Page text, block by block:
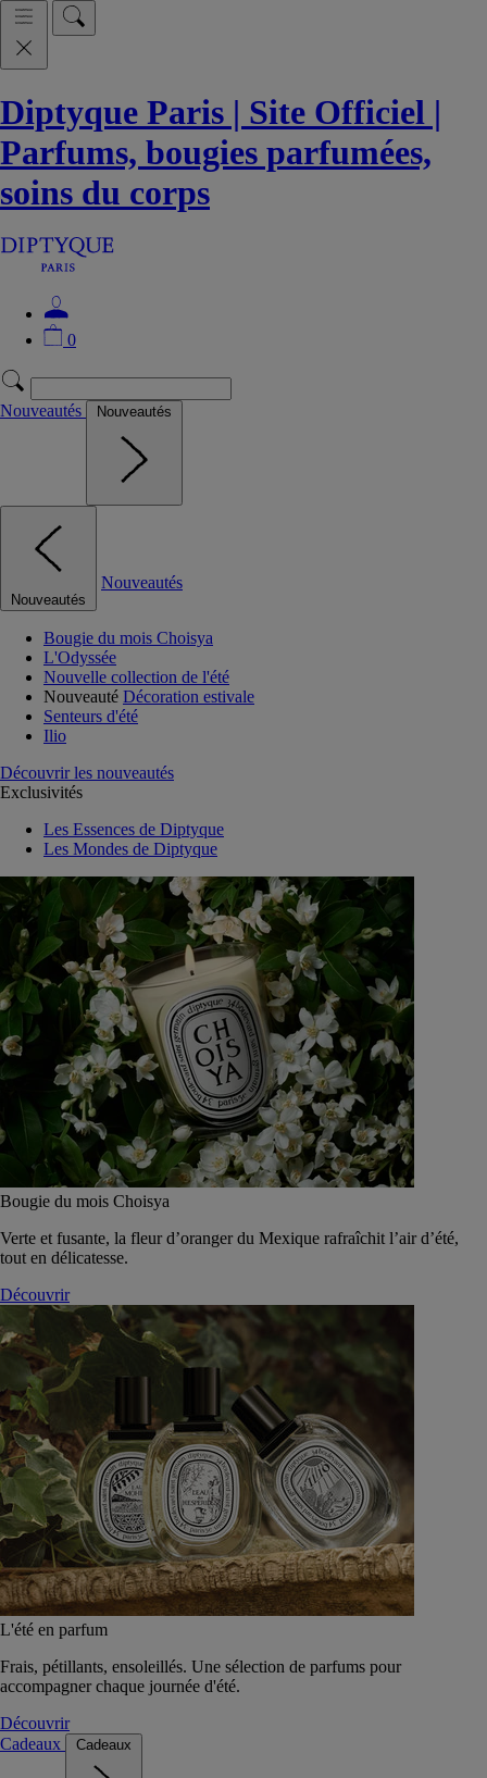
Diptyque Paris | Site Officiel |
Parfums, bougies parfumées,
soins du corps
0
Nouveautés Nouveautés
Nouveautés
Nouveautés
Bougie du mois Choisya
L'Odyssée
Nouvelle collection de l'été
Nouveauté Décoration estivale
Senteurs d'été
Ilio
Découvrir les nouveautés
Exclusivités
Les Essences de Diptyque
Les Mondes de Diptyque
Bougie du mois Choisya
Verte et fusante, la fleur d’oranger du Mexique rafraîchit l’air d’été,
tout en délicatesse.
Découvrir
L'été en parfum
Frais, pétillants, ensoleillés. Une sélection de parfums pour
accompagner chaque journée d'été.
Découvrir
Cadeaux
Cadeaux